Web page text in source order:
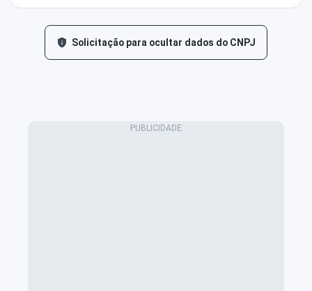
Solicitação para ocultar dados do CNPJ